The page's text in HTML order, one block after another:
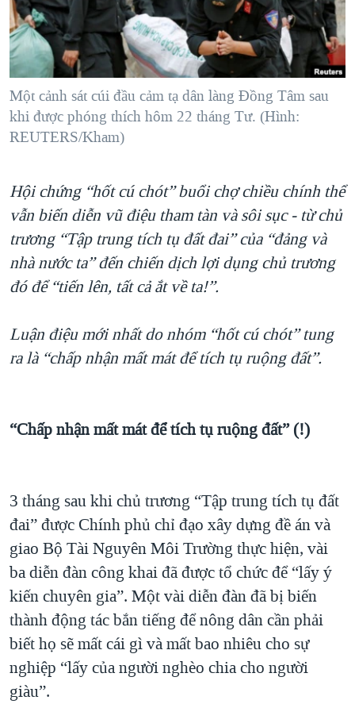
"Tìm"NGƯỜI VIỆT HẢI NGOẠI
ĐỜI SỐNG
KINH TẾ
KHOA HỌC
SỨC KHOẺ
THỂ THAO
GIÁO DỤC
TẠI
HÀNH TRÌNH BẦU CỬ 2024
MỘT NĂM CHIẾN TRANH TẠI DẢI GAZA
GIẢI MÃ VÀNH ĐAI & CON ĐƯỜNG
NGÀY TỊ NẠN THẾ GIỚI
TRỊNH VĨNH BÌNH - NGƯỜI HẠ 'BÊN THẮNG CUỘC'
CHI PHÍ CHIẾN TRANH AFGHANISTAN
CÁC GIÁ TRỊ CỘNG HÒA Ở VIỆT NAM
THƯỢNG ĐỈNH TRUMP-KIM TẠI VIỆT NAM
TRỊNH VĨNH BÌNH VS. CHÍNH PHỦ VIỆT NAM
BÊN KIA QUỐC LỘ: TIẾNG VỌNG TỪ NÔNG THÔN MỸ
VIDEO
NGHE
MẠNG XÃ HỘI
Một cảnh sát cúi đầu cảm tạ dân làng Đồng Tâm sau
khi được phóng thích hôm 22 tháng Tư. (Hình:
REUTERS/Kham)
Hội chứng “hốt cú chót” buổi chợ chiều chính thể
vẫn biến diễn vũ điệu tham tàn và sôi sục - từ chủ
trương “Tập trung tích tụ đất đai” của “đảng và
nhà nước ta” đến chiến dịch lợi dụng chủ trương
đó để “tiến lên, tất cả ắt về ta!”.
Luận điệu mới nhất do nhóm “hốt cú chót” tung
ra là “chấp nhận mất mát để tích tụ ruộng đất”.
“Chấp nhận mất mát để tích tụ ruộng đất” (!)
3 tháng sau khi chủ trương “Tập trung tích tụ đất
đai” được Chính phủ chỉ đạo xây dựng đề án và
giao Bộ Tài Nguyên Môi Trường thực hiện, vài
ba diễn đàn công khai đã được tổ chức để “lấy ý
kiến chuyên gia”. Một vài diễn đàn đã bị biến
thành động tác bắn tiếng để nông dân cần phải
biết họ sẽ mất cái gì và mất bao nhiêu cho sự
nghiệp “lấy của người nghèo chia cho người
giàu”.